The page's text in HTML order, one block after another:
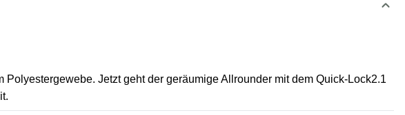
Jetzt geht der geräumige Allrounder mit dem Quick-Lock2.1